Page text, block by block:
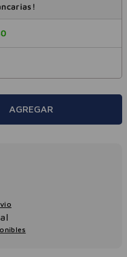
AGREGAR